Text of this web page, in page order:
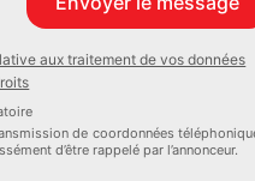
sur le volant,
pluie et allumage automatique
cuir,
vitesse avec fonction freinage,
du siège passager AV,
aux traitement de vos données
de coordonnées
d’être rappelé par l’annonceur.